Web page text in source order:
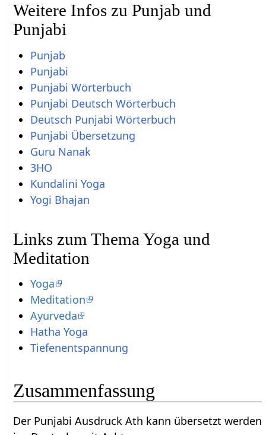
Weitere Infos zu Punjab und
Punjabi
Punjab
Punjabi
Punjabi Wörterbuch
Punjabi Deutsch Wörterbuch
Deutsch Punjabi Wörterbuch
Punjabi Übersetzung
Guru Nanak
3HO
Kundalini Yoga
Yogi Bhajan
Links zum Thema Yoga und
Meditation
Yoga
Meditation
Ayurveda
Hatha Yoga
Tiefenentspannung
Zusammenfassung
Der Punjabi Ausdruck Ath kann übersetzt werden